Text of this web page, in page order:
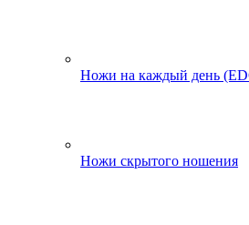
Ножи на каждый день
Ножи скрытого ношения